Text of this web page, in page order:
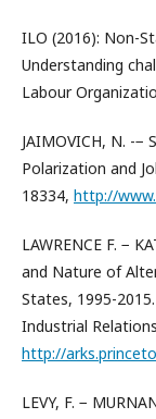
ILO (2016): Non-
Understanding
Labour
JAIMOVICH, N. -−
Polarization and
18334, http://
LAWRENCE F. −
and Nature of
States, 1995-
Industrial
http://
LEVY, F. −